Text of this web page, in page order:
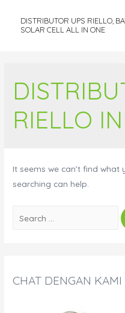
DISTRIBUTOR UPS RIELLO,
SOLAR CELL ALL IN ONE
RIELLO
It seems we can’t find what
searching can help.
CHAT DENGAN KAMI